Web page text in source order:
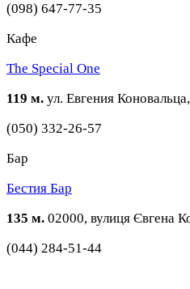
(098) 647-77-35
Кафе
The Special One
119 м. ул. Евгения
(050) 332-26-57
Бар
Бестия Бар
135 м. 02000, вулиця Євгена
(044) 284-51-44